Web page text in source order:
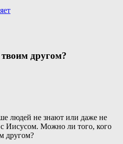
другом?
людей не знают или даже не
Иисусом. Можно ли того, кого
другом?